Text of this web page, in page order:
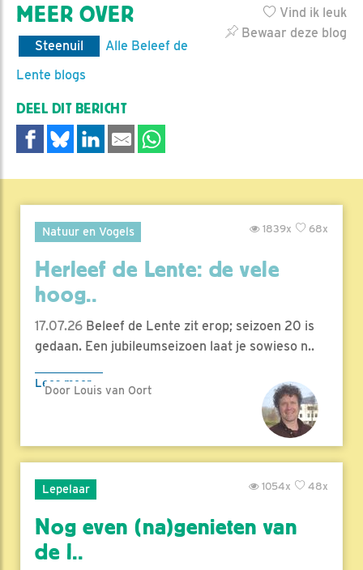
Vind ik leuk
Bewaar deze blog
MEER OVER
Steenuil
Alle Beleef de
Lente blogs
DEEL DIT BERICHT
Natuur en Vogels 68x
1839x
Herleef de Lente: de vele
hoog..
17.07.26 Beleef de Lente zit erop; seizoen 20 is
gedaan. Een jubileumseizoen laat je sowieso n..
Lees meer
Door Louis van Oort
Lepelaar 48x
1054x
Nog even (na)genieten van
de l..